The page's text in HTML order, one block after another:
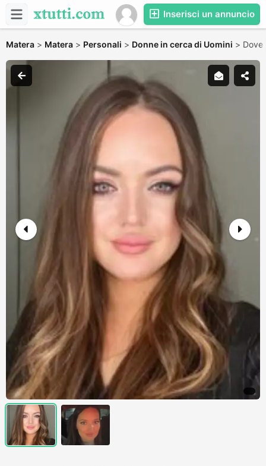
Inserisci un annuncio
Matera > Matera > Personali > Donne in cerca di Uomini > Dove